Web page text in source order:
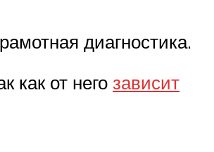
диагностика.
как от него зависит